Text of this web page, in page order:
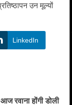
उन मूल्यों
LinkedIn
रवाना होंगी डोली